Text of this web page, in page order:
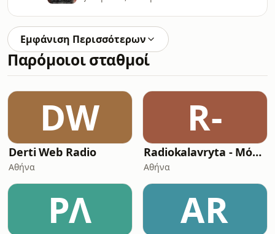
Εμφάνιση Περισσότερων
Παρόμοιοι σταθμοί
DW
Derti Web Radio
Αθήνα
R-
Radiokalavryta - Μόνο Λαϊκά
Αθήνα
ΡΛ AR